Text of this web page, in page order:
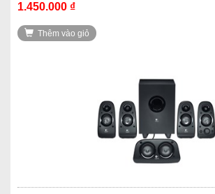
1.450.000 ₫
Thêm vào giỏ